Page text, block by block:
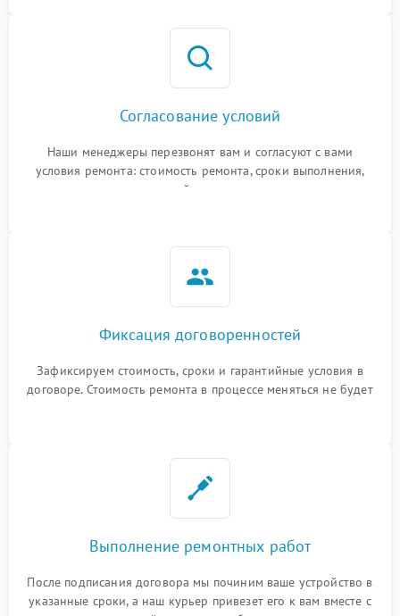
Согласование условий
Наши менеджеры перезвонят вам и согласуют с вами
условия ремонта: стоимость ремонта, сроки выполнения,
гарантийные условия
Фиксация договоренностей
Зафиксируем стоимость, сроки и гарантийные условия в
договоре. Стоимость ремонта в процессе меняться не будет
Выполнение ремонтных работ
После подписания договора мы починим ваше устройство в
указанные сроки, а наш курьер привезет его к вам вместе с